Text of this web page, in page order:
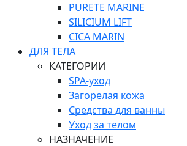
PURETE MARINE
SILICIUM LIFT
СICA MARIN
ДЛЯ ТЕЛА
КАТЕГОРИИ
SPA-уход
Загорелая кожа
Средства для ванны
Уход за телом
НАЗНАЧЕНИЕ